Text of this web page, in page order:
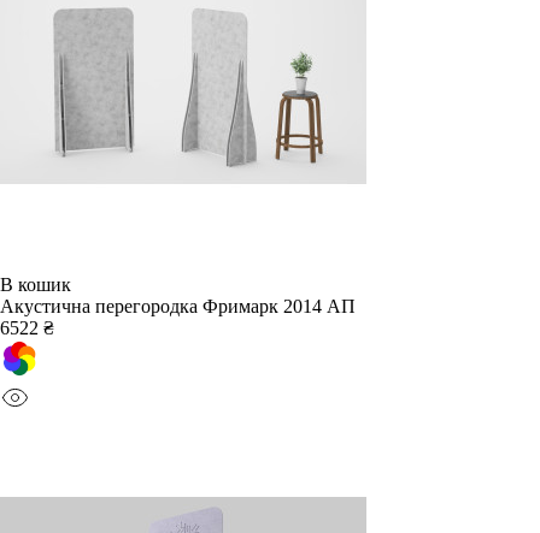
В кошик
Акустична перегородка Фримарк 2014 АП
6522 ₴